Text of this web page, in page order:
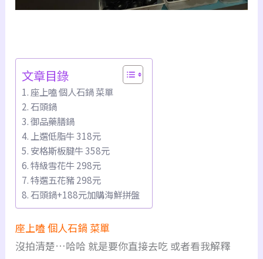
文章目錄
座上嗑 個人石鍋 菜單
石頭鍋
御品藥膳鍋
上選低脂牛 318元
安格斯板腱牛 358元
特級雪花牛 298元
特選五花豬 298元
石頭鍋+188元加購海鮮拼盤
座上嗑 個人石鍋 菜單
沒拍清楚…哈哈 就是要你直接去吃 或者看我解釋